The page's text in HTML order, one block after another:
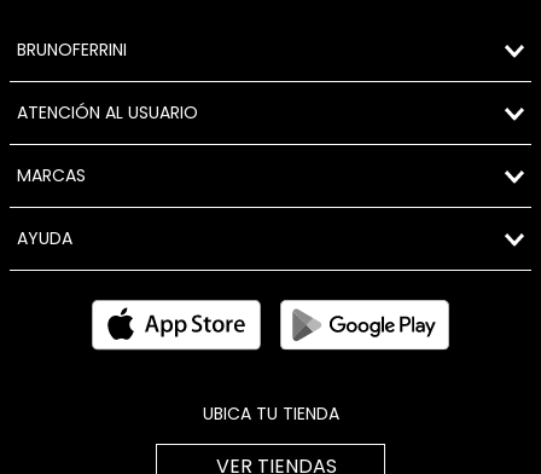
BRUNOFERRINI
ATENCIÓN AL USUARIO
MARCAS
AYUDA
UBICA TU TIENDA
VER TIENDAS